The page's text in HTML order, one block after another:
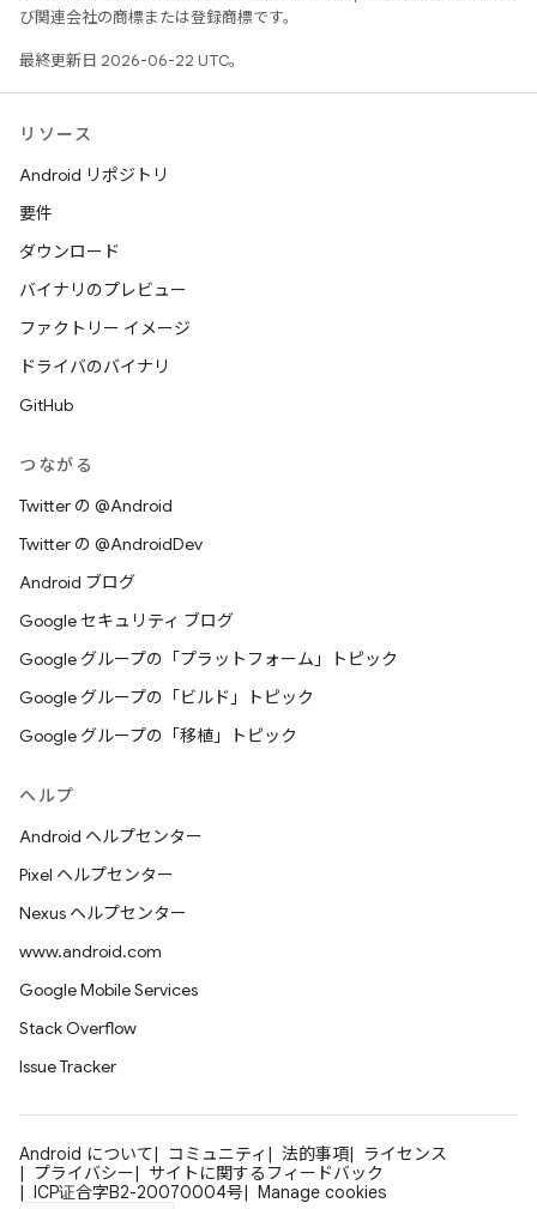
び関連会社の商標または登録商標です。
最終更新日 2026-06-22 UTC。
リソース
Android リポジトリ
要件
ダウンロード
バイナリのプレビュー
ファクトリー イメージ
ドライバのバイナリ
GitHub
つながる
Twitter の @Android
Twitter の @AndroidDev
Android ブログ
Google セキュリティ ブログ
Google グループの「プラットフォーム」トピック
Google グループの「ビルド」トピック
Google グループの「移植」トピック
ヘルプ
Android ヘルプセンター
Pixel ヘルプセンター
Nexus ヘルプセンター
www.android.com
Google Mobile Services
Stack Overflow
Issue Tracker
Android について コミュニティ 法的事項
ライセンス
プライバシー
サイトに関するフィードバック
ICP证合字B2-20070004号
Manage cookies